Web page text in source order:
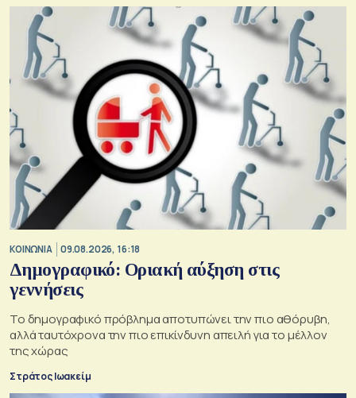
ΚΟΙΝΩΝΙΑ 09.08.2026, 16:18
Δημογραφικό: Οριακή αύξηση στις
γεννήσεις
Το δημογραφικό πρόβλημα αποτυπώνει την πιο αθόρυβη,
αλλά ταυτόχρονα την πιο επικίνδυνη απειλή για το μέλλον
της χώρας
Στράτος Ιωακείμ